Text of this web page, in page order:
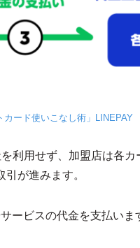
カード使いこなし術」LINEPAY
利用せず、加盟店は各
が進みます。
ービスの代金を支払いま